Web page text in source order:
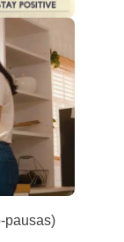
pausas)